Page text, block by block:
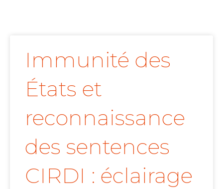
Immunité des
États et
reconnaissance
des sentences
CIRDI : éclairage